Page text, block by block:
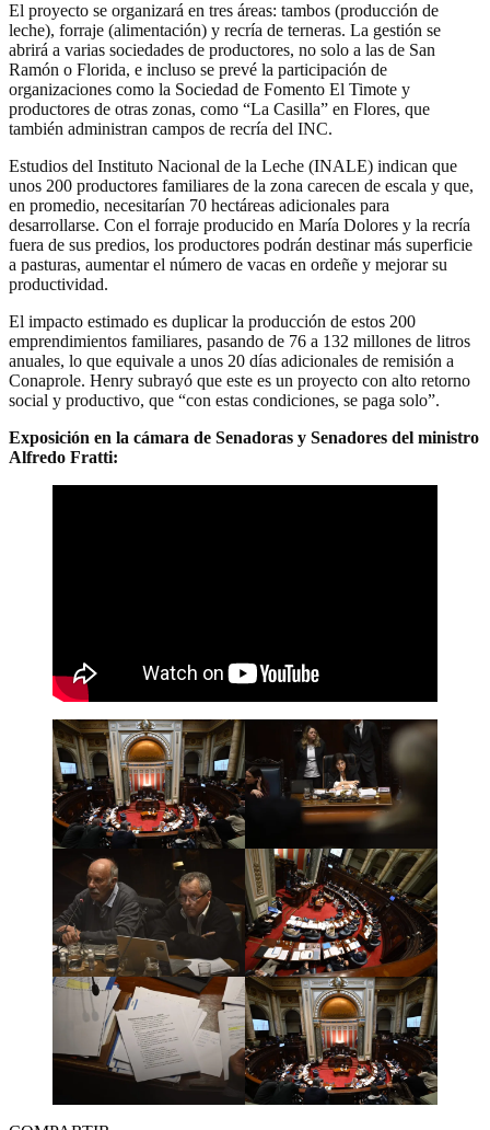
El proyecto se organizará en tres áreas: tambos (producción de
leche), forraje (alimentación) y recría de terneras. La gestión se
abrirá a varias sociedades de productores, no solo a las de San
Ramón o Florida, e incluso se prevé la participación de
organizaciones como la Sociedad de Fomento El Timote y
productores de otras zonas, como “La Casilla” en Flores, que
también administran campos de recría del INC.
Estudios del Instituto Nacional de la Leche (INALE) indican que
unos 200 productores familiares de la zona carecen de escala y que,
en promedio, necesitarían 70 hectáreas adicionales para
desarrollarse. Con el forraje producido en María Dolores y la recría
fuera de sus predios, los productores podrán destinar más superficie
a pasturas, aumentar el número de vacas en ordeñe y mejorar su
productividad.
El impacto estimado es duplicar la producción de estos 200
emprendimientos familiares, pasando de 76 a 132 millones de litros
anuales, lo que equivale a unos 20 días adicionales de remisión a
Conaprole. Henry subrayó que este es un proyecto con alto retorno
social y productivo, que “con estas condiciones, se paga solo”.
Exposición en la cámara de Senadoras y Senadores del ministro
Alfredo Fratti: